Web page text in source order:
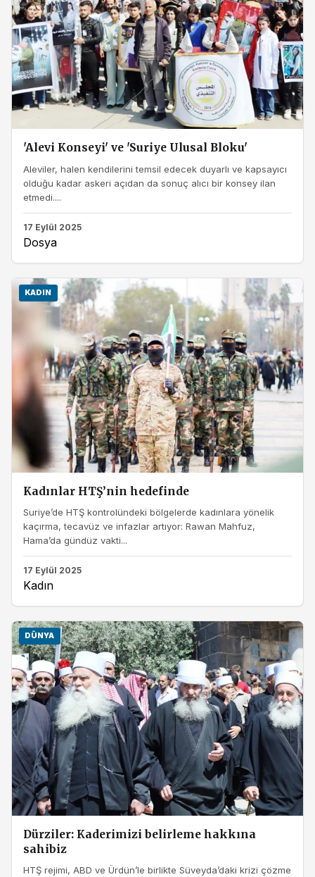
'Alevi Konseyi' ve 'Suriye Ulusal Bloku'
Aleviler, halen kendilerini temsil edecek duyarlı ve kapsayıcı
olduğu kadar askeri açıdan da sonuç alıcı bir konsey ilan
etmedi....
17 Eylül 2025
Dosya
KADIN
Kadınlar HTŞ’nin hedefinde
Suriye’de HTŞ kontrolündeki bölgelerde kadınlara yönelik
kaçırma, tecavüz ve infazlar artıyor: Rawan Mahfuz,
Hama’da gündüz vakti...
17 Eylül 2025
Kadın
DÜNYA
Dürziler: Kaderimizi belirleme hakkına
sahibiz
HTŞ rejimi, ABD ve Ürdün’le birlikte Süveyda’daki krizi çözme